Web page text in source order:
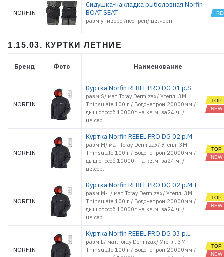
NORFIN
Сидушка-накладка рыболовная Norfin
BOAT SEAT
разм.универс./неопрен/ цв.черн.
1.15.03. КУРТКИ ЛЕТНИЕ
Бренд Фото Наименование
NORFIN
Куртка Norfin REBEL PRO DG 01 р.S
разм.S/ мат.Toray Dermizax/ Утепл. 3M
Thinsulate 100 г./ Водонепрон.20000мм /
дыш.способ.10000г на кв.м. за24 ч. /
цв.cер.
NORFIN
Куртка Norfin REBEL PRO DG 02 р.M
разм.M/ мат.Toray Dermizax/ Утепл. 3M
Thinsulate 100 г./ Водонепрон.20000мм /
дыш.способ.10000г на кв.м. за24 ч. /
цв.cер.
NORFIN
Куртка Norfin REBEL PRO DG 02 р.M-L
разм.M-L/ мат.Toray Dermizax/ Утепл. 3M
Thinsulate 100 г./ Водонепрон.20000мм /
дыш.способ.10000г на кв.м. за24 ч. /
цв.cер.
NORFIN
Куртка Norfin REBEL PRO DG 03 р.L
разм.L/ мат.Toray Dermizax/ Утепл. 3M
Thinsulate 100 г./ Водонепрон.20000мм /